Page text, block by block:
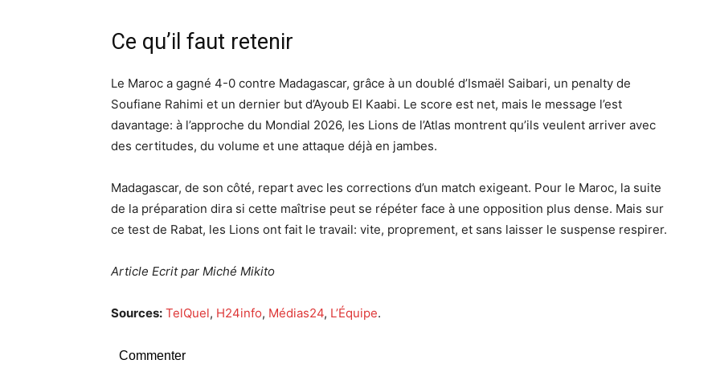
Ce qu’il faut retenir
Le Maroc a gagné 4-0 contre Madagascar, grâce à un doublé d’Ismaël Saibari, un penalty de
Soufiane Rahimi et un dernier but d’Ayoub El Kaabi. Le score est net, mais le message l’est
davantage: à l’approche du Mondial 2026, les Lions de l’Atlas montrent qu’ils veulent arriver avec
des certitudes, du volume et une attaque déjà en jambes.
Madagascar, de son côté, repart avec les corrections d’un match exigeant. Pour le Maroc, la suite
de la préparation dira si cette maîtrise peut se répéter face à une opposition plus dense. Mais sur
ce test de Rabat, les Lions ont fait le travail: vite, proprement, et sans laisser le suspense respirer.
Article Ecrit par Miché Mikito
Sources: TelQuel, H24info, Médias24, L’Équipe.
Commenter